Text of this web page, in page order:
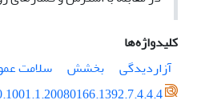
کلیدواژه‌ها
آزار‌دیدگی
بخشش سلامت